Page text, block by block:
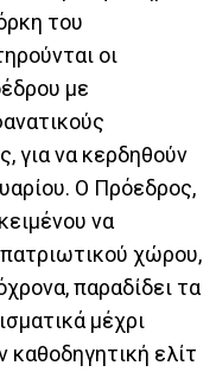
του
οι
με
για να κερδηθούν
Ο Πρόεδρος,
να
χώρου,
παραδίδει τα
μέχρι
ελίτ